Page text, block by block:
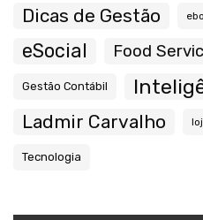
Dicas de Gestão
eSocial Food
Gestão Contábil
Ladmir Carvalho
Tecnologia